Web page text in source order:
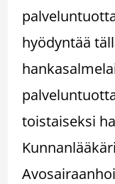
hyödyntää
toistaiseksi